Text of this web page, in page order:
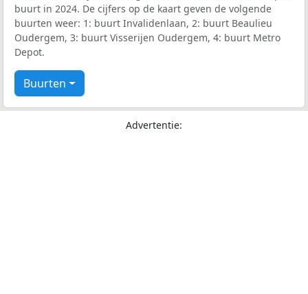
buurt in 2024. De cijfers op de kaart geven de volgende
buurten weer: 1: buurt Invalidenlaan, 2: buurt Beaulieu
Oudergem, 3: buurt Visserijen Oudergem, 4: buurt Metro
Depot.
Buurten
Advertentie: